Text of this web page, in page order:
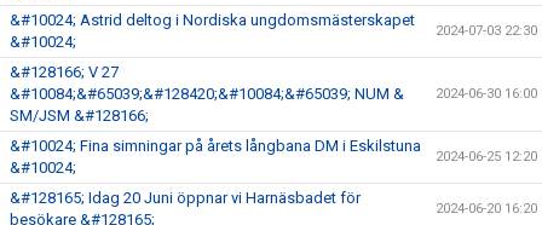
&#10024; Astrid deltog i Nordiska ungdomsmästerskapet
&#10024;
2024-07-03 22:30
&#128166; V 27
&#10084;&#65039;&#128420;&#10084;&#65039; NUM &
SM/JSM &#128166;
2024-06-30 16:00
&#10024; Fina simningar på årets långbana DM i Eskilstuna
&#10024;
2024-06-25 12:20
&#128165; Idag 20 Juni öppnar vi Harnäsbadet för
besökare &#128165;
2024-06-20 16:20